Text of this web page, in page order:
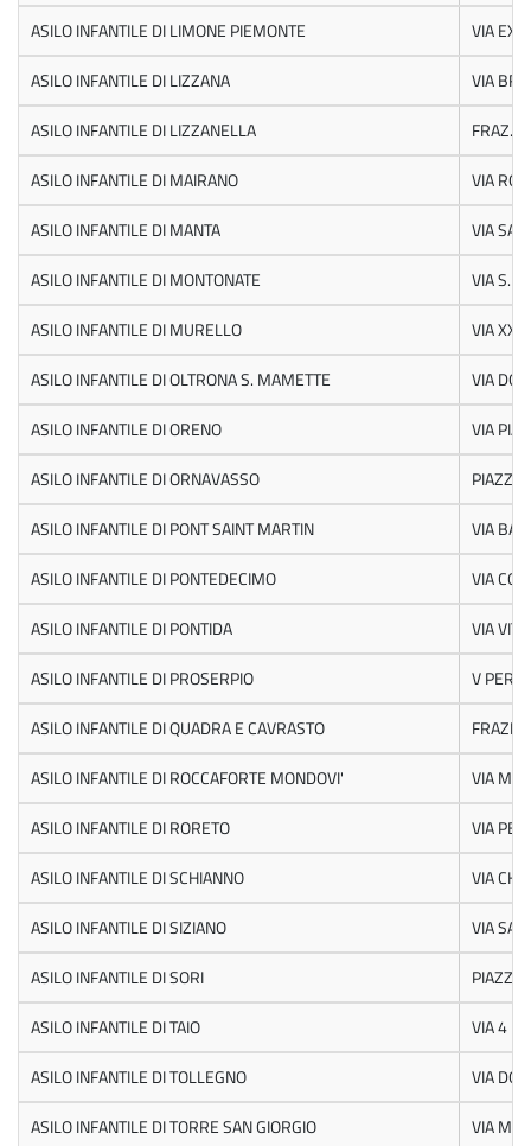
ASILO INFANTILE DI LIMONE PIEMONTE
VIA EX
ASILO INFANTILE DI LIZZANA
VIA
ASILO INFANTILE DI LIZZANELLA
ASILO INFANTILE DI MAIRANO
VIA
ASILO INFANTILE DI MANTA
VIA
ASILO INFANTILE DI MONTONATE
VIA S.
ASILO INFANTILE DI MURELLO
VIA XX
ASILO INFANTILE DI OLTRONA S. MAMETTE
VIA
ASILO INFANTILE DI ORENO
VIA
ASILO INFANTILE DI ORNAVASSO
PIAZZA
ASILO INFANTILE DI PONT SAINT MARTIN
VIA
ASILO INFANTILE DI PONTEDECIMO
VIA
ASILO INFANTILE DI PONTIDA
VIA
ASILO INFANTILE DI PROSERPIO
V PER
ASILO INFANTILE DI QUADRA E CAVRASTO
ASILO INFANTILE DI ROCCAFORTE MONDOVI'
VIA
ASILO INFANTILE DI RORETO
VIA
ASILO INFANTILE DI SCHIANNO
VIA
ASILO INFANTILE DI SIZIANO
VIA
ASILO INFANTILE DI SORI
PIAZZA
ASILO INFANTILE DI TAIO
VIA 4
ASILO INFANTILE DI TOLLEGNO
VIA
ASILO INFANTILE DI TORRE SAN GIORGIO
VIA